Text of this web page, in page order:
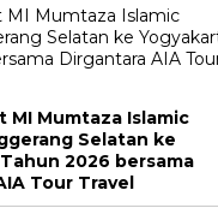
MI Mumtaza Islamic
Selatan ke
2026 bersama
Tour Travel